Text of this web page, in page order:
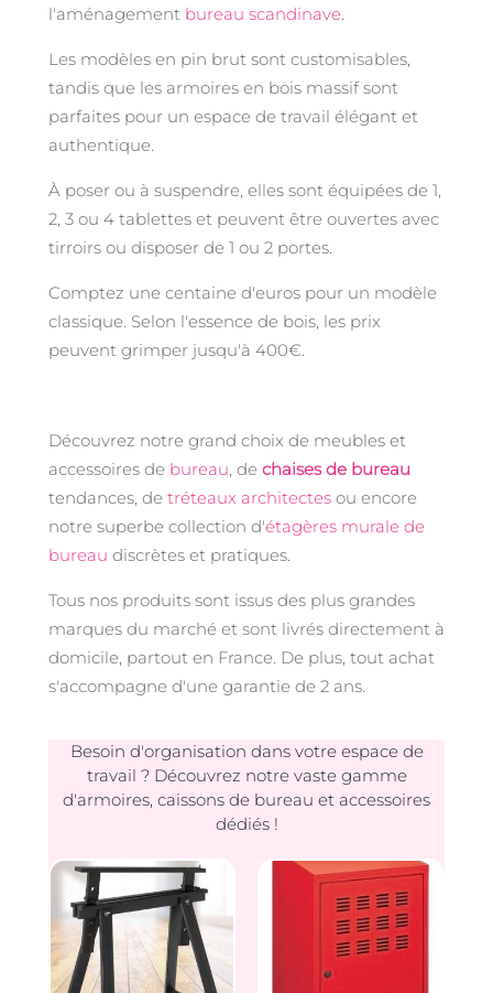
l'aménagement bureau scandinave.
Les modèles en pin brut sont customisables,
tandis que les armoires en bois massif sont
parfaites pour un espace de travail élégant et
authentique.
À poser ou à suspendre, elles sont équipées de 1,
2, 3 ou 4 tablettes et peuvent être ouvertes avec
tirroirs ou disposer de 1 ou 2 portes.
Comptez une centaine d'euros pour un modèle
classique. Selon l'essence de bois, les prix
peuvent grimper jusqu'à 400€.
Découvrez notre grand choix de meubles et
accessoires de bureau, de chaises de bureau
tendances, de tréteaux architectes ou encore
notre superbe collection d'étagères murale de
bureau discrètes et pratiques.
Tous nos produits sont issus des plus grandes
marques du marché et sont livrés directement à
domicile, partout en France. De plus, tout achat
s'accompagne d'une garantie de 2 ans.
Besoin d'organisation dans votre espace de
travail ? Découvrez notre vaste gamme
d'armoires, caissons de bureau et accessoires
dédiés !